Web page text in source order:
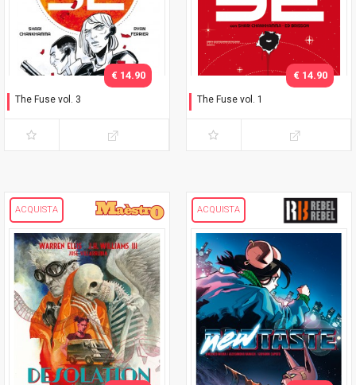
The Fuse vol. 3
€ 14.90
The Fuse vol. 1
€ 14.90
ACQUISTA ACQUISTA